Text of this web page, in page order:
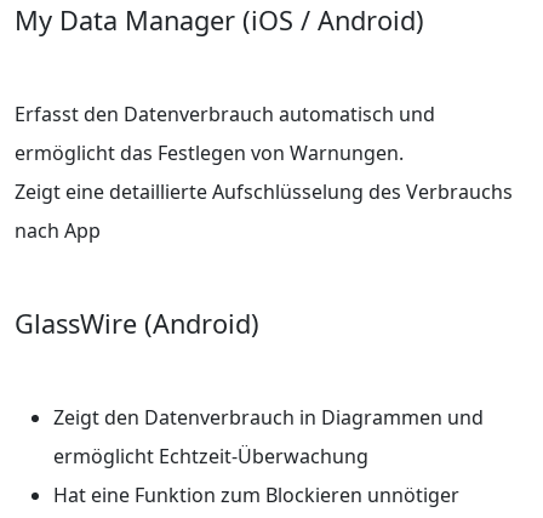
My Data Manager (iOS / Android)
Erfasst den Datenverbrauch automatisch und
ermöglicht das Festlegen von Warnungen.
Zeigt eine detaillierte Aufschlüsselung des Verbrauchs
nach App
GlassWire (Android)
Zeigt den Datenverbrauch in Diagrammen und
ermöglicht Echtzeit-Überwachung
Hat eine Funktion zum Blockieren unnötiger